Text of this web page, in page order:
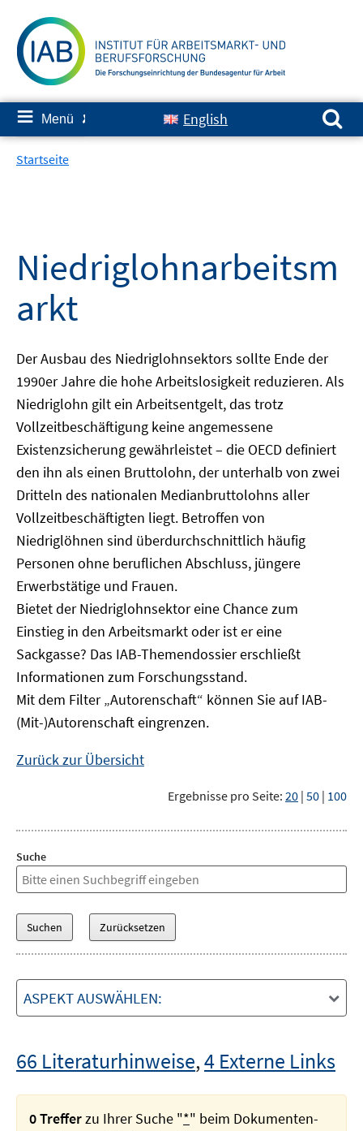
zum
Inhalt
≡ Menü ✘ English
Suchen nach:
Startseite
Niedriglohnarbeitsm
arkt
Der Ausbau des Niedriglohnsektors sollte Ende der
1990er Jahre die hohe Arbeitslosigkeit reduzieren. Als
Niedriglohn gilt ein Arbeitsentgelt, das trotz
Vollzeitbeschäftigung keine angemessene
Existenzsicherung gewährleistet – die OECD definiert
den ihn als einen Bruttolohn, der unterhalb von zwei
Dritteln des nationalen Medianbruttolohns aller
Vollzeitbeschäftigten liegt. Betroffen von
Niedriglöhnen sind überdurchschnittlich häufig
Personen ohne beruflichen Abschluss, jüngere
Erwerbstätige und Frauen.
Bietet der Niedriglohnsektor eine Chance zum
Einstieg in den Arbeitsmarkt oder ist er eine
Sackgasse? Das IAB-Themendossier erschließt
Informationen zum Forschungsstand.
Mit dem Filter „Autorenschaft“ können Sie auf IAB-
(Mit-)Autorenschaft eingrenzen.
Zurück zur Übersicht
Ergebnisse pro Seite: 20 | 50 | 100
Suche
ASPEKT AUSWÄHLEN:
66 Literaturhinweise,4 Externe Links
0 Trefferzu Ihrer Suche "*" beim Dokumenten-